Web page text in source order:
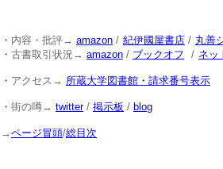
・ 内容・批評→ amazon/ 紀伊國屋書店/ 丸善
・ 古書取引状況→ amazon/ ブックオフ / ネッ
・ アクセス→ 所蔵大学図書館・請求番号表示
・ 街の噂→ twitter/ 掲示板 / blog
→ページ冒頭/総目次